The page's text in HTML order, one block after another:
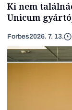
Ki nem
Unicum
Forbes2026. 7. 13.